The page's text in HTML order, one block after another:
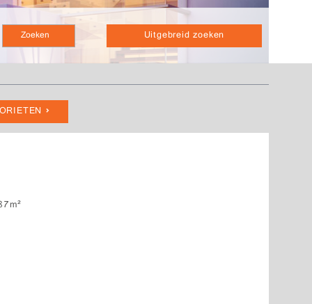
Uitgebreid zoeken